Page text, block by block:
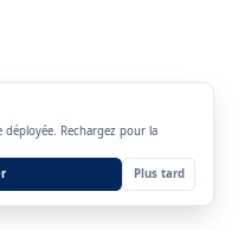
déployée. Rechargez pour la
Plus tard